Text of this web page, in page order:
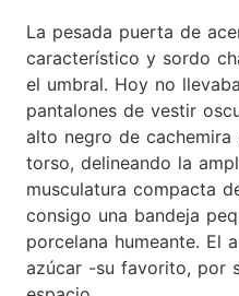
La pesada puerta de
característico y sordo
el umbral. Hoy no
pantalones de vestir
alto negro de cachemira
torso, delineando la
musculatura compacta
consigo una bandeja
porcelana humeante. El
azúcar -su favorito, por